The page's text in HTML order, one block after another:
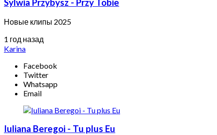
Sylwia Przybysz - Przy Tobie
Новые клипы 2025
1 год назад
Karina
Facebook
Twitter
Whatsapp
Email
Iuliana Beregoi - Tu plus Eu